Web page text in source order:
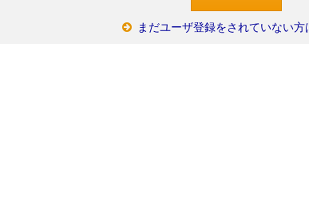
まだユーザ登録をされていない方